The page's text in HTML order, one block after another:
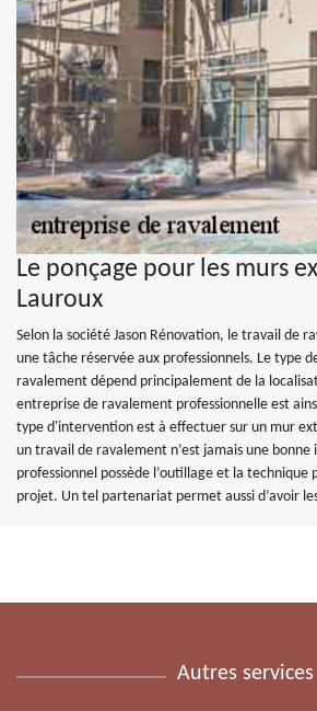
Le ponçage pour les murs
Lauroux
Selon la société Jason Rénovation, le travail de
une tâche réservée aux professionnels. Le type
ravalement dépend principalement de la
entreprise de ravalement professionnelle est
type d'intervention est à effectuer sur un mur
un travail de ravalement n’est jamais une bonne
professionnel possède l’outillage et la technique
projet. Un tel partenariat permet aussi d’avoir
Autres services